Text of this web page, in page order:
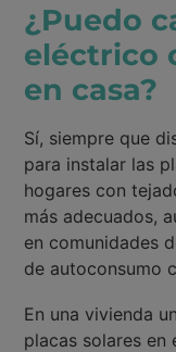
¿Puedo
eléctrico
en casa?
Sí, siempre que
para instalar las
hogares con
más adecuados,
en comunidades
de autoconsumo
En una vivienda
placas solares en